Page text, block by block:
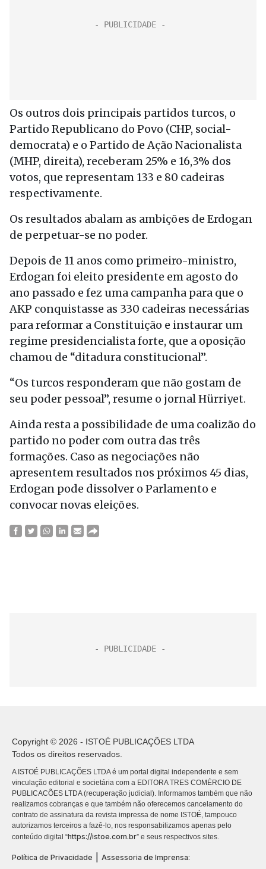
Os outros dois principais partidos turcos, o
Partido Republicano do Povo (CHP, social-
democrata) e o Partido de Ação Nacionalista
(MHP, direita), receberam 25% e 16,3% dos
votos, que representam 133 e 80 cadeiras
respectivamente.
Os resultados abalam as ambições de Erdogan
de perpetuar-se no poder.
Depois de 11 anos como primeiro-ministro,
Erdogan foi eleito presidente em agosto do
ano passado e fez uma campanha para que o
AKP conquistasse as 330 cadeiras necessárias
para reformar a Constituição e instaurar um
regime presidencialista forte, que a oposição
chamou de “ditadura constitucional”.
“Os turcos responderam que não gostam de
seu poder pessoal”, resume o jornal Hürriyet.
Ainda resta a possibilidade de uma coalizão do
partido no poder com outra das três
formações. Caso as negociações não
apresentem resultados nos próximos 45 dias,
Erdogan pode dissolver o Parlamento e
convocar novas eleições.
Copyright © 2026 - ISTOÉ PUBLICAÇÕES LTDA
Todos os direitos reservados.
A ISTOÉ PUBLICAÇÕES LTDA é um portal digital independente e sem
vinculação editorial e societária com a EDITORA TRES COMÉRCIO DE
PUBLICACÕES LTDA (recuperação judicial). Informamos também que não
realizamos cobranças e que também não oferecemos cancelamento do
contrato de assinatura da revista impressa de nome ISTOÉ, tampouco
autorizamos terceiros a fazê-lo, nos responsabilizamos apenas pelo
conteúdo digital “https://istoe.com.br” e seus respectivos sites.
Política de Privacidade Assessoria de Imprensa: